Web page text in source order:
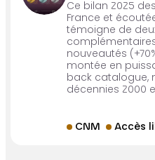
Ce bilan 2025
France et
témoigne de
nouveautés
montée en
back catalogue,
décennies 2000
CNM Accès